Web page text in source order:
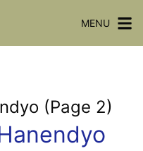
MENU
(Page 2)